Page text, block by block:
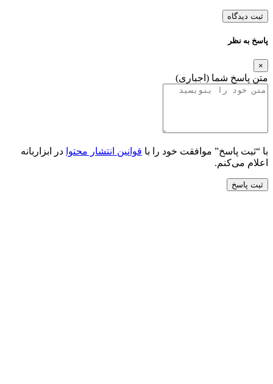
ثبت دیدگاه
پاسخ به نظر
×
متن پاسخ شما (اجباری)
با “ثبت پاسخ” موافقت خود را با قوانین انتشار محتوا در ابزاربانه
اعلام می‌کنم.
ثبت پاسخ